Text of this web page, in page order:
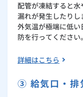
配管が凍結すると
漏れが発生したりし
外気温が極端に低
防を行ってください。
詳細はこちら
③ 給気口・排